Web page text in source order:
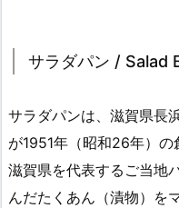
サラダパン / Salad
サラダパンは、滋賀県長
が1951年（昭和26年）
滋賀県を代表するご当地
んだたくあん（漬物）を